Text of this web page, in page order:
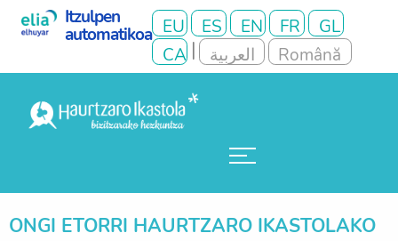
ONGI ETORRI HAURTZARO IKASTOLAKO